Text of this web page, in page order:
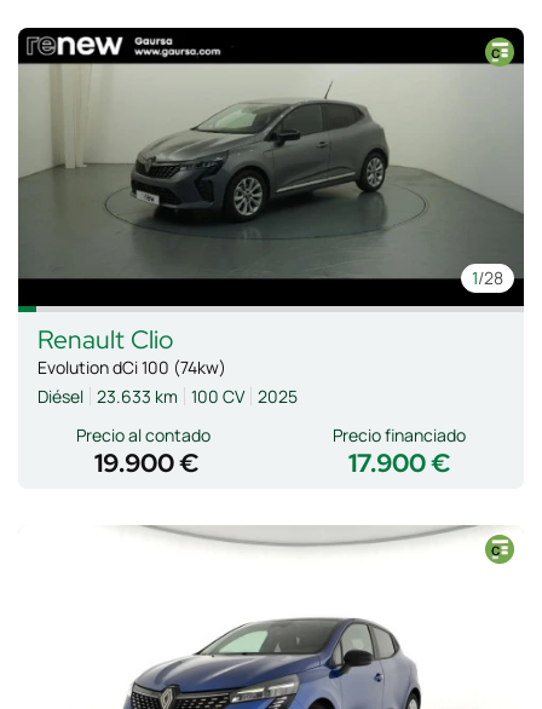
1/28
Renault Clio
Evolution dCi 100 (74kw)
Diésel 23.633 km 100 CV 2025
Precio al contado
19.900 € 17.900 €
Precio financiado